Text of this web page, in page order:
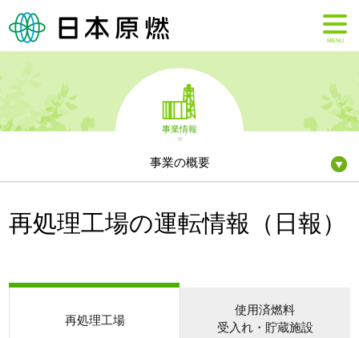
MENU
事業情報
事業の概要
再処理工場の運転情報（日報）
再処理工場
使用済燃料
受入れ・貯蔵施設